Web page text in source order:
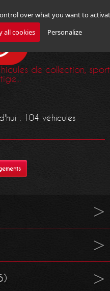
over what you want to
all cookies Personalize
de collection, sport
: 104 véhicules